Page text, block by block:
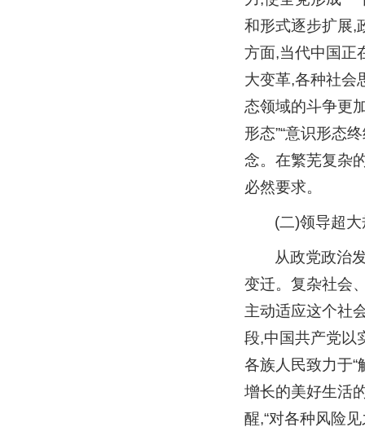
和形式逐步扩展,
方面,当代中国正
大变革,各种社会
态领域的斗争更
形态”“意识形态
念。在繁芜复杂
必然要求。
(二)领导超
从政党政治
变迁。复杂社会
主动适应这个社
段,中国共产党以
各族人民致力于
增长的美好生活
醒,“对各种风险